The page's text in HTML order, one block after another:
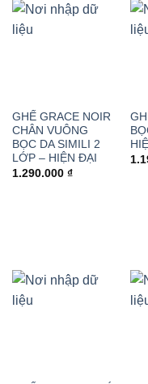
GHẾ GRACE NOIR
CHÂN VUÔNG
BỌC DA SIMILI 2
LỚP – HIỆN ĐẠI
1.290.000 ₫